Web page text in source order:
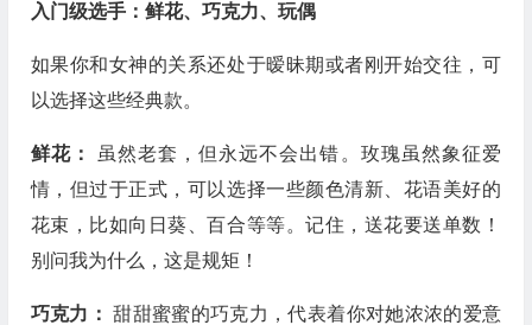
入门级选手：鲜花、巧克力、玩偶
如果你和女神的关系还处于暧昧期或者刚开始交往，可
以选择这些经典款。
鲜花：
虽然老套，但永远不会出错。玫瑰虽然象征爱
情，但过于正式，可以选择一些颜色清新、花语美好的
花束，比如向日葵、百合等等。记住，送花要送单数！
别问我为什么，这是规矩！
巧克力：甜甜蜜蜜的巧克力，代表着你对她浓浓的爱意